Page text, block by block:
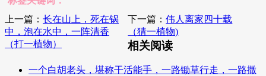
上一篇： 长在山上，死在锅
中，泡在水中，一阵清香
（打一植物）
下一篇：伟人离家四十载
（猜一植物)
相关阅读
一个白胡老头，堪称干活能手，一路锄草行走，一路撒